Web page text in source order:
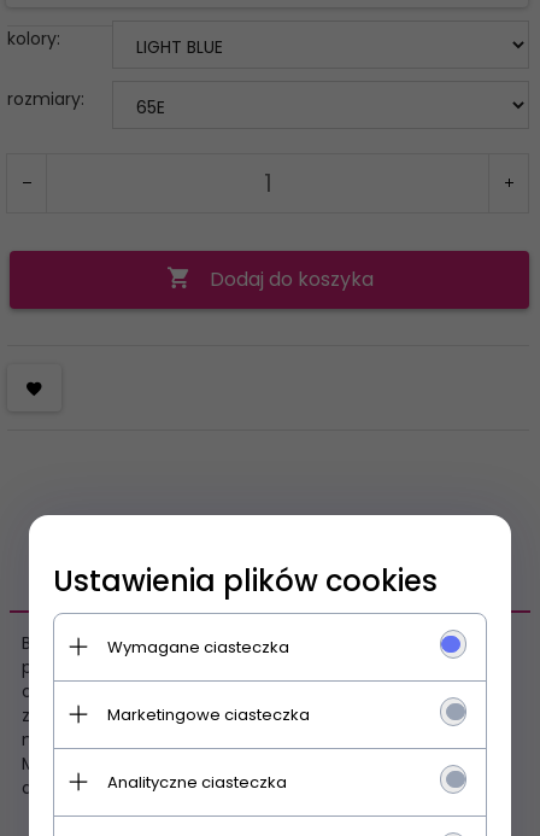
kolory:
rozmiary:
Dodaj do koszyka
OPIS PRODUKTU
Biustonosz usztywniany z możliwością odpinania miseczki,
przeznaczony dla kobiet karmiących piersią Cała miska
obszyta błękitną dzianiną w białe kwiatki. Bawet wykonany
z białej koronki, boczki wykonane z tej samej dzianiny co
miski Pionowe fiszbiny boczne Ramiączka nie odpinają się
Miseczka od wewnątrz wykończona bawełną Do kompletu
dostępne wysokie figi
Ustawienia plików cookies
Wymagane ciasteczka
Marketingowe ciasteczka
Analityczne ciasteczka